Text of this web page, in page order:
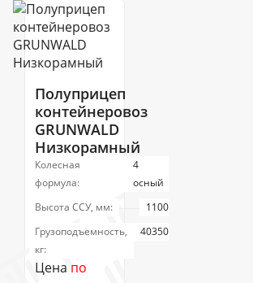
Полуприцеп
контейнеровоз
GRUNWALD
Низкорамный
Колесная
формула:
4
осный
Высота ССУ, мм:
1100
Грузоподъемность,
кг:
40350
Цена по